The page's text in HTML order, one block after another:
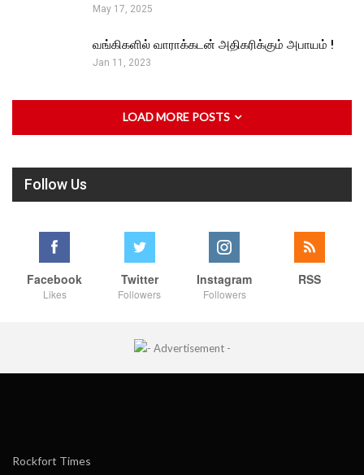
May 17, 2025
வங்கிகளில் வாராக்கடன் அதிகரிக்கும் அபாயம் !
Jan 11, 2023
LOAD MORE POSTS
Follow Us
Facebook
Likes
Twitter
Followers
Instagram
Followers
RSS
Rockfort Times